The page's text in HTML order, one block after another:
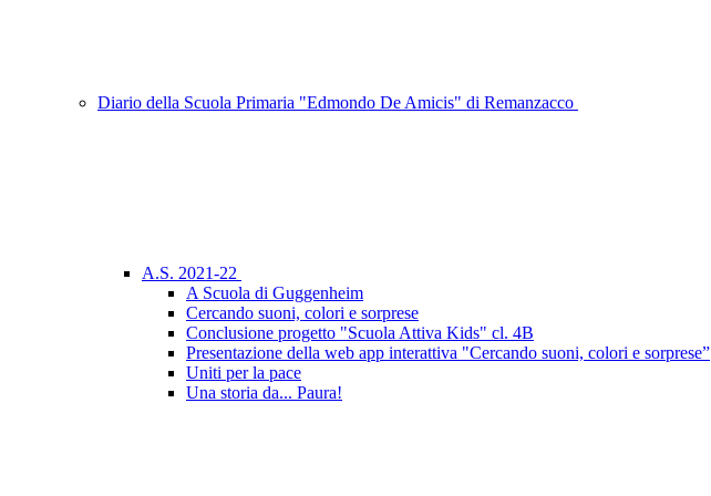
Diario della Scuola Primaria "Edmondo De Amicis" di Remanzacco
A.S. 2021-22
A Scuola di Guggenheim
Cercando suoni, colori e sorprese
Conclusione progetto "Scuola Attiva Kids" cl. 4B
Presentazione della web app interattiva "Cercando suoni, colori e sorprese”
Uniti per la pace
Una storia da... Paura!